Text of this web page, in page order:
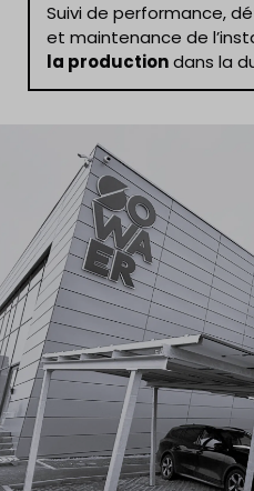
Suivi de performance,
et maintenance de
la productiondans la